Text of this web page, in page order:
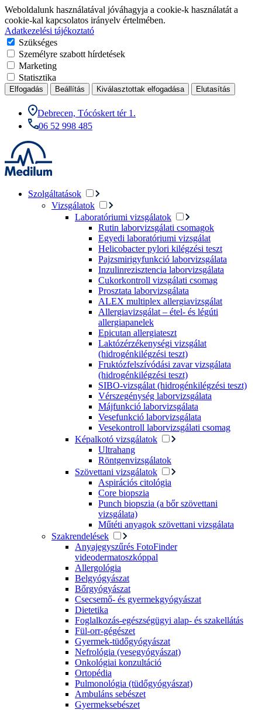
Weboldalunk használatával jóváhagyja a cookie-k használatát a
cookie-kal kapcsolatos irányelv értelmében.
Adatkezelési tájékoztató
Szükséges
Személyre szabott hírdetések
Marketing
Statisztika
Elfogadás Beállítás Kiválasztottak elfogadása Elutasítás
Debrecen, Tócóskert tér 1.
06 52 998 485
Szolgáltatások
Vizsgálatok
Laboratóriumi vizsgálatok
Rutin laborvizsgálati csomagok
Egyedi laboratóriumi vizsgálat
Helicobacter pylori kilégzési teszt
Pajzsmirigyfunkció laborvizsgálata
Inzulinrezisztencia laborvizsgálata
Cukorkontroll vizsgálati csomag
Prosztata laborvizsgálata
ALEX multiplex allergiavizsgálat
Allergiavizsgálat – étel- és légúti
allergiapanelek
Epicutan allergiateszt
Laktózérzékenységi vizsgálat
(hidrogénkilégzési teszt)
Fruktózfelszívódási zavar vizsgálata
(hidrogénkilégzési teszt)
SIBO-vizsgálat (hidrogénkilégzési teszt)
Vérszegénység laborvizsgálata
Májfunkció laborvizsgálata
Vesefunkció laborvizsgálata
Vesekontroll laborvizsgálati csomag
Képalkotó vizsgálatok
Ultrahang
Röntgenvizsgálatok
Szövettani vizsgálatok
Aspirációs citológia
Core biopszia
Punch biopszia (a bőr szövettani
vizsgálata)
Műtéti anyagok szövettani vizsgálata
Szakrendelések
Anyajegyszűrés FotoFinder
videodermatoszkóppal
Allergológia
Belgyógyászat
Bőrgyógyászat
Csecsemő- és gyermekgyógyászat
Dietetika
Foglalkozás-egészségügyi alap- és szakellátás
Fül-orr-gégészet
Gyermek-tüdőgyógyászat
Nefrológia (vesegyógyászat)
Onkológiai konzultáció
Ortopédia
Pulmonológia (tüdőgyógyászat)
Ambuláns sebészet
Gyermeksebészet